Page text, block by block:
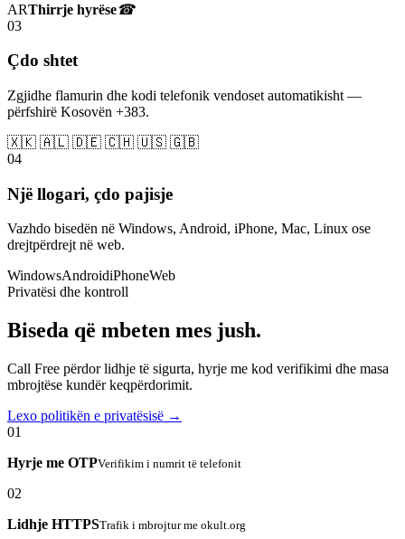
ARThirrje hyrëse☎
03
Çdo shtet
Zgjidhe flamurin dhe kodi telefonik vendoset automatikisht —
përfshirë Kosovën +383.
🇽🇰 🇦🇱 🇩🇪 🇨🇭 🇺🇸 🇬🇧
04
Një llogari, çdo pajisje
Vazhdo bisedën në Windows, Android, iPhone, Mac, Linux ose
drejtpërdrejt në web.
WindowsAndroidiPhoneWeb
Privatësi dhe kontroll
Biseda që mbeten mes jush.
Call Free përdor lidhje të sigurta, hyrje me kod verifikimi dhe masa
mbrojtëse kundër keqpërdorimit.
Lexo politikën e privatësisë →
01
Hyrje me OTPVerifikim i numrit të telefonit
02
Lidhje HTTPSTrafik i mbrojtur me okult.org